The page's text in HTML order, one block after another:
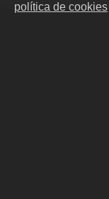
política de cookies